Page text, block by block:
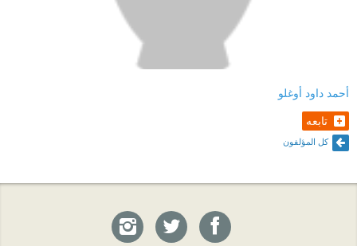
أحمد داود أوغلو
تابعه
كل المؤلفون